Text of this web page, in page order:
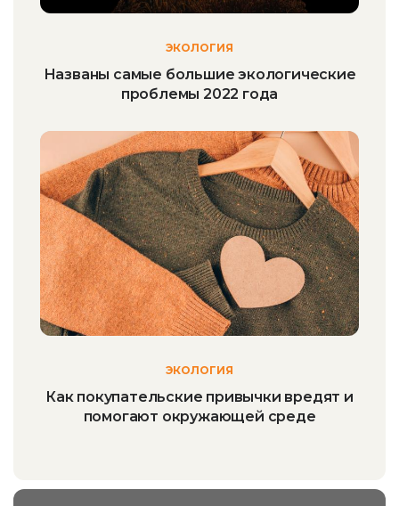
ЭКОЛОГИЯ
Названы самые большие экологические
проблемы 2022 года
ЭКОЛОГИЯ
Как покупательские привычки вредят и
помогают окружающей среде